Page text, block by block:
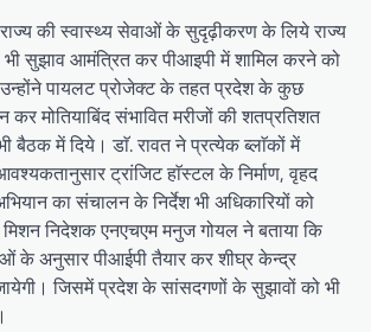
की स्वास्थ्य सेवाओं के सुदृढ़ीकरण के लिये राज्य
सुझाव आमंत्रित कर पीआइपी में शामिल करने को
पायलट प्रोजेक्ट के तहत प्रदेश के कुछ
मोतियाबिंद संभावित मरीजों की शतप्रतिशत
बैठक में दिये। डाॅ. रावत ने प्रत्येक ब्लाॅकों में
ट्रांजिट हाॅस्टल के निर्माण, वृहद
का संचालन के निर्देश भी अधिकारियों को
निदेशक एनएचएम मनुज गोयल ने बताया कि
के अनुसार पीआईपी तैयार कर शीघ्र केन्द्र
जिसमें प्रदेश के सांसदगणों के सुझावों को भी